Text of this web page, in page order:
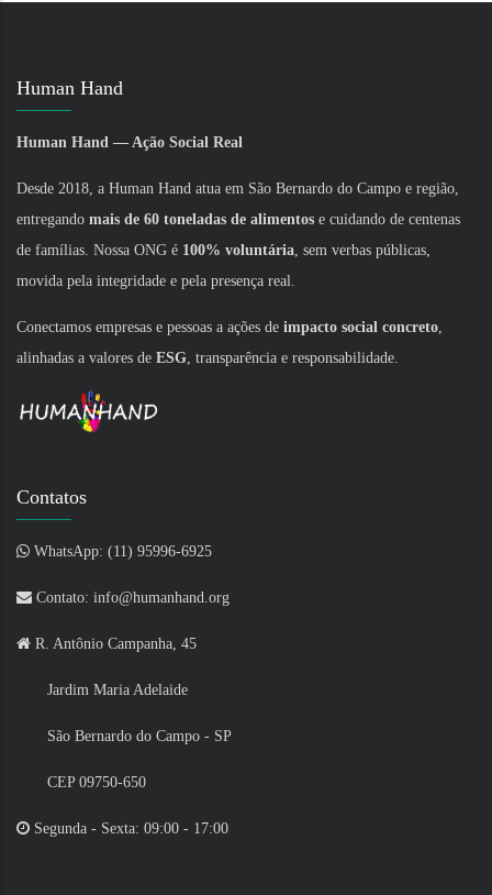
Human Hand
Human Hand — Ação Social Real
Desde 2018, a Human Hand atua em São Bernardo do Campo e região,
entregando mais de 60 toneladas de alimentos e cuidando de centenas
de famílias. Nossa ONG é 100% voluntária , sem verbas públicas,
movida pela integridade e pela presença real.
Conectamos empresas e pessoas a ações de impacto social concreto
alinhadas a valores de ESG , transparência e responsabilidade.
Contatos
WhatsApp: (11) 95996-6925
Contato: info@humanhand.org
R. Antônio Campanha, 45
Jardim Maria Adelaide
São Bernardo do Campo - SP
CEP 09750-650
Segunda - Sexta: 09:00 - 17:00